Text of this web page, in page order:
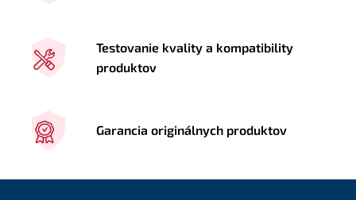
Testovanie kvality a kompatibility
produktov
Garancia originálnych produktov